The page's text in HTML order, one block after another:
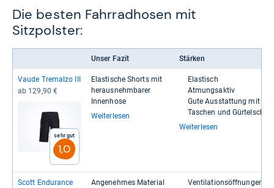
Die besten Fahrradhosen mit
Sitzpolster:
Unser Fazit Stärken
Vaude Tre­malzo III
ab 129,90 €
Sehr gut
1,0
Elas­ti­sche Shorts mit
her­aus­nehm­ba­rer
Innen­hose
Weiterlesen
Elas­tisch
Atmungs­ak­tiv
Gute Aus­stat­tung mit
Taschen und
Weiterlesen
Scott Endu­rance
Ange­neh­mes Mate­rial
Ven­ti­la­ti­ons­öff­nun­gen